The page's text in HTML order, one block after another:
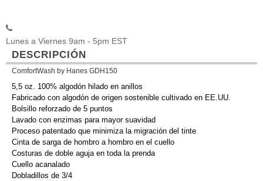
Lunes a Viernes 9am - 5pm EST
DESCRIPCIÓN
ComfortWash by Hanes GDH150
5,5 oz. 100% algodón hilado en anillos
Fabricado con algodón de origen sostenible cultivado en EE.UU.
Bolsillo reforzado de 5 puntos
Lavado con enzimas para mayor suavidad
Proceso patentado que minimiza la migración del tinte
Cinta de sarga de hombro a hombro en el cuello
Costuras de doble aguja en toda la prenda
Cuello acanalado
Dobladillos de 3/4